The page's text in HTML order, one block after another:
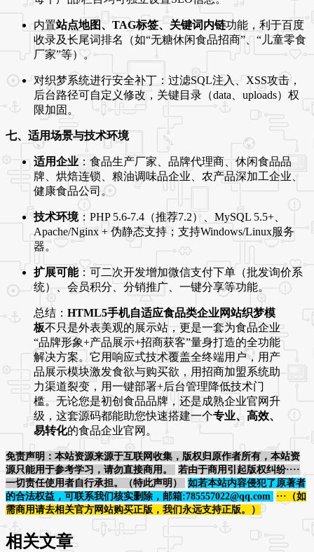
内置站点地图、TAG标签、关键词内链功能，利于百度
收录及长尾词排名（如“无糖休闲食品招商”、“儿童零食
厂家”等）。
对织梦系统进行安全补丁：过滤SQL注入、XSS攻击，
后台路径可自定义修改，关键目录（data、uploads）权
限加固。
七、适用场景与技术环境
适用企业 ：食品生产厂家、品牌代理商、休闲食品品
牌、烘焙连锁、粮油调味品企业、农产品深加工企业、
健康食品公司。
技术环境：PHP 5.6-7.4（推荐7.2）、MySQL 5.5+、
Apache/Nginx + 伪静态支持；支持Windows/Linux服务
器。
扩展可能：可二次开发增加微信支付下单（批发询价系
统）、会员积分、分销推广、一键分享等功能。
总结： HTML5手机自适应食品类企业网站织梦模
板不只是外表美观的展示站，更是一套为食品企业
“品牌形象+产品展示+招商获客”量身打造的全功能
解决方案。它用响应式技术覆盖全终端用户，用产
品展示模块激发食欲与购买欲，用招商加盟系统助
力渠道裂变，用一键部署+后台管理降低技术门
槛。无论您是初创食品品牌，还是成熟企业官网升
级，这套源码都能助您快速搭建一个专业、高效、
易转化的食品企业官网。
免责声明：本站资源来源于互联网收集，版权归原作者所有，本站资
源只能用于参考学习，请勿直接商用。
若由于商用引起版权纠纷····
一切责任使用者自行承担。（特此声明）
如若本站内容侵犯了原著者
的合法权益，可联系我们核实删除，邮箱:785557022@qq.com
···（如
需商用请去相关官方网站购买正版，我们永远支持正版。）
相关文章